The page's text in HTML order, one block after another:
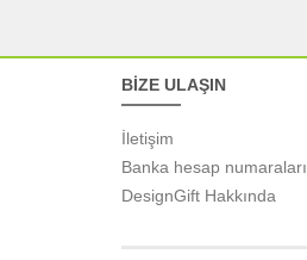
BİZE ULAŞIN
İletişim
Banka hesap numaraları
DesignGift Hakkında